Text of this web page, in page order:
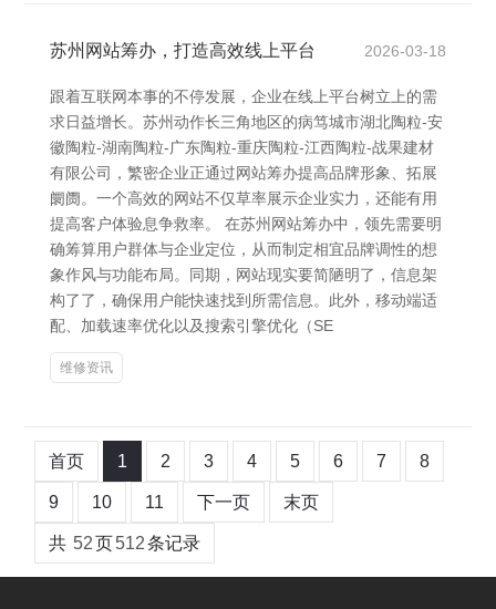
苏州网站筹办，打造高效线上平台 2026-03-18
跟着互联网本事的不停发展，企业在线上平台树立上的需
求日益增长。苏州动作长三角地区的病笃城市湖北陶粒-安
徽陶粒-湖南陶粒-广东陶粒-重庆陶粒-江西陶粒-战果建材
有限公司，繁密企业正通过网站筹办提高品牌形象、拓展
阛阓。一个高效的网站不仅草率展示企业实力，还能有用
提高客户体验息争救率。 在苏州网站筹办中，领先需要明
确筹算用户群体与企业定位，从而制定相宜品牌调性的想
象作风与功能布局。同期，网站现实要简陋明了，信息架
构了了，确保用户能快速找到所需信息。此外，移动端适
配、加载速率优化以及搜索引擎优化（SE
维修资讯
首页 1 2 3 4 5 6 7 8
9 10 11 下一页 末页
共 52页512条记录